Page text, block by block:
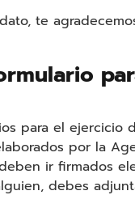
te
para el
por la
ir firmados
debes